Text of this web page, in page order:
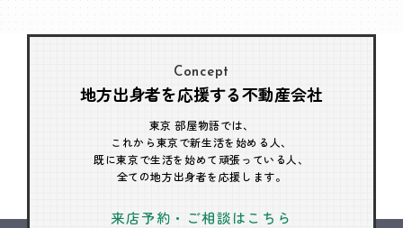
Concept
地方出身者を応援する不動産会社
東京 部屋物語では、
これから東京で新生活を始める人、
既に東京で生活を始めて頑張っている人、
全ての地方出身者を応援します。
来店予約・ご相談はこちら